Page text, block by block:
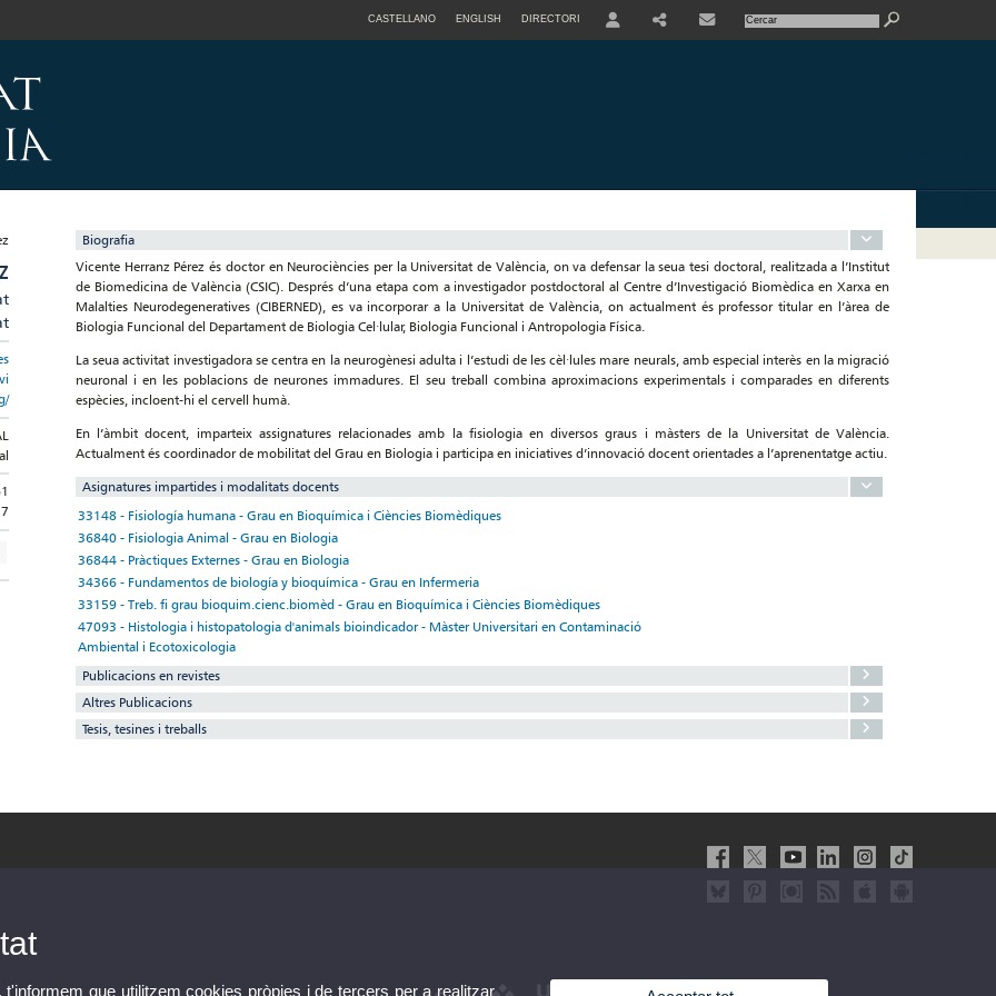
CASTELLANO ENGLISH DIRECTORI
Biografia
Vicente Herranz Pérez és doctor en Neurociències per la Universitat de València, on va defensar la seua tesi doctoral, realitzada a l’Institut
de Biomedicina de València (CSIC). Després d’una etapa com a investigador postdoctoral al Centre d’Investigació Biomèdica en Xarxa en
Malalties Neurodegeneratives (CIBERNED), es va incorporar a la Universitat de València, on actualment és professor titular en l’àrea de
Biologia Funcional del Departament de Biologia Cel·lular, Biologia Funcional i Antropologia Física.
La seua activitat investigadora se centra en la neurogènesi adulta i l’estudi de les cèl·lules mare neurals, amb especial interès en la migració
neuronal i en les poblacions de neurones immadures. El seu treball combina aproximacions experimentals i comparades en diferents
espècies, incloent-hi el cervell humà.
En l’àmbit docent, imparteix assignatures relacionades amb la fisiologia en diversos graus i màsters de la Universitat de València.
Actualment és coordinador de mobilitat del Grau en Biologia i participa en iniciatives d’innovació docent orientades a l’aprenentatge actiu.
Asignatures impartides i modalitats docents
33148 - Fisiología humana - Grau en Bioquímica i Ciències Biomèdiques
36840 - Fisiologia Animal - Grau en Biologia
36844 - Pràctiques Externes - Grau en Biologia
34366 - Fundamentos de biología y bioquímica - Grau en Infermeria
33159 - Treb. fi grau bioquim.cienc.biomèd - Grau en Bioquímica i Ciències Biomèdiques
47093 - Histologia i histopatologia d'animals bioindicador - Màster Universitari en Contaminació
Ambiental i Ecotoxicologia
Publicacions en revistes
Altres Publicacions
Tesis, tesines i treballs
que utilitzem cookies pròpies i de tercers per a realitzar